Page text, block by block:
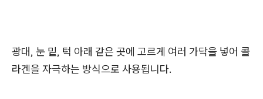
광대, 눈 밑, 턱 아래 같은 곳에 고르게 여러 가닥을 넣어 콜
라겐을 자극하는 방식으로 사용됩니다.